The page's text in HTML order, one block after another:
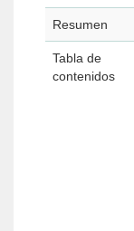
Resumen
Tabla de
contenidos